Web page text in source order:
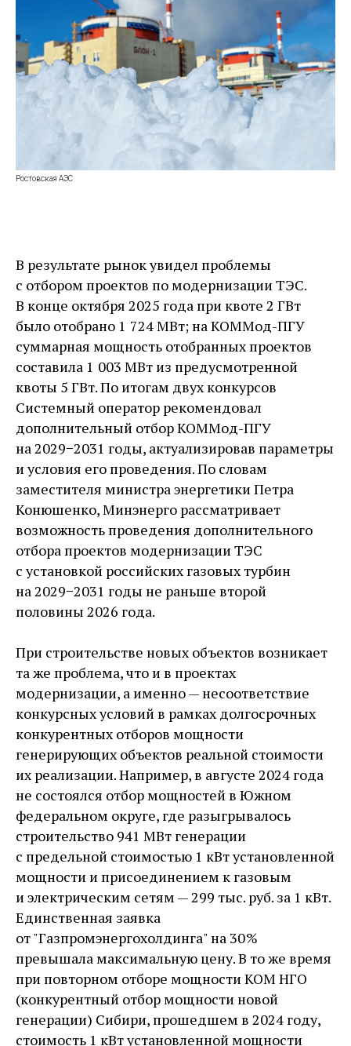
Ростовская АЭС
В результате рынок увидел проблемы
с отбором проектов по модернизации ТЭС.
В конце октября 2025 года при квоте 2 ГВт
было отобрано 1 724 МВт; на КОММод-­ПГУ
суммарная мощность отобранных проектов
составила 1 003 МВт из предусмотренной
квоты 5 ГВт. По итогам двух конкурсов
Системный оператор рекомендовал
дополнительный отбор ­КОММод-­ПГУ
на 2029−2031 годы, актуализировав параметры
и условия его проведения. По словам
заместителя министра энергетики Петра
Конюшенко, Минэнерго рассматривает
возможность проведения дополнительного
отбора проектов модернизации ТЭС
с установкой российских газовых турбин
на 2029−2031 годы не раньше второй
половины 2026 года.
При строительстве новых объектов возникает
та же проблема, что и в проектах
модернизации, а именно — ​несоответствие
конкурсных условий в рамках долгосрочных
конкурентных отборов мощности
генерирующих объектов реальной стоимости
их реализации. Например, в августе 2024 года
не состоялся отбор мощностей в Южном
федеральном округе, где разыгрывалось
строительство 941 МВт генерации
с предельной стоимостью 1 кВт установленной
мощности и присоединением к газовым
и электрическим сетям — ​299 тыс. руб­. за 1 кВт.
Единственная заявка
от "Газпромэнергохолдинга" на 30 %
превышала максимальную цену. В то же время
при повторном отборе мощности КОМ НГО
(конкурентный отбор мощности новой
генерации) Сибири, прошедшем в 2024 году,
стоимость 1 кВт установленной мощности